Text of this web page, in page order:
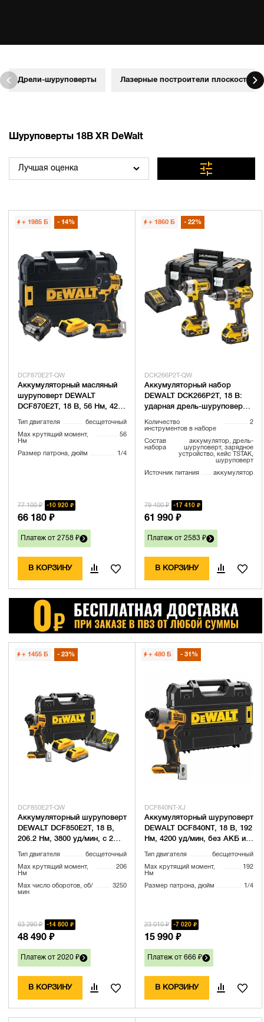
Дрели-шуруповерты Лазерные построители плоскостей
Шуруповерты 18В XR DeWalt
Лучшая оценка
+ 1985 Б 14%
DCF870E2T-QW
Аккумуляторный масляный
шуруповерт DEWALT
DCF870E2T, 18 В, 56 Нм, 4200
QW)
Тип двигателя бесщеточный
Max крутящий момент,
Нм
56
Размер патрона, дюйм 1/4
77 100 ₽ 10 920 ₽
66 180 ₽
Платеж от 2758 ₽
В КОРЗИНУ
+ 1860 Б 22%
DCK266P2T-QW
Аккумуляторный набор
DEWALT DCK266P2T, 18 В:
ударная дрель-шуруповерт
DCF887, 2 АКБ 5 Ач и ЗУ, в
кейсе TSTAK
Количество
инструментов в наборе
2
Состав
набора
аккумулятор, дрель-
шуруповерт, зарядное
устройство, кейс TSTAK,
шуруповерт
Источник питания аккумулятор
79 400 ₽ 17 410 ₽
61 990 ₽
Платеж от 2583 ₽
В КОРЗИНУ
+ 1455 Б 23%
DCF850E2T-QW
Аккумуляторный шуруповерт
DEWALT DCF850E2T, 18 В,
206.2 Нм, 3800 уд/мин, с 2
Тип двигателя бесщеточный
Max крутящий момент,
Нм
206
Max число оборотов, об/
мин
3250
63 290 ₽ 14 800 ₽
48 490 ₽
Платеж от 2020 ₽
В КОРЗИНУ
+ 480 Б 31%
DCF840NT-XJ
Аккумуляторный шуруповерт
DEWALT DCF840NT, 18 В, 192
Нм, 4200 уд/мин, без АКБ и
Тип двигателя бесщеточный
Max крутящий момент,
Нм
192
Размер патрона, дюйм 1/4
23 010 ₽ 7 020 ₽
15 990 ₽
Платеж от 666 ₽
В КОРЗИНУ